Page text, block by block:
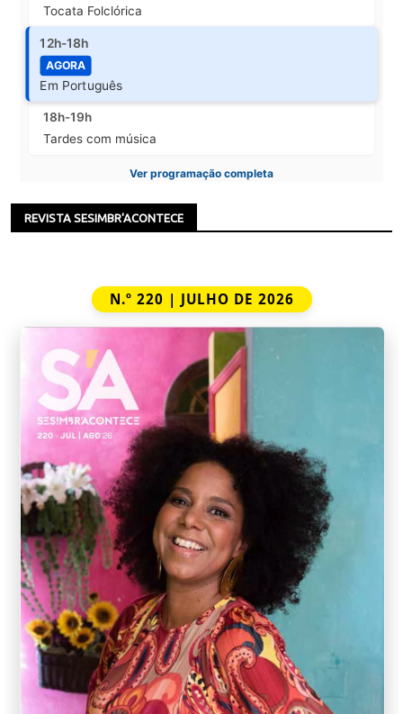
Tocata Folclórica
12h-18h
AGORA
Em Português
18h-19h
Tardes com música
Ver programação completa
REVISTA SESIMBR'ACONTECE
N.º 220 | JULHO DE 2026